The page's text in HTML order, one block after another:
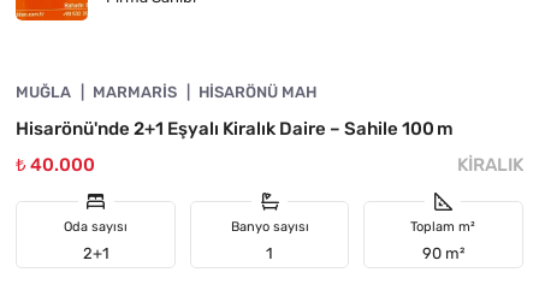
KIRALIK
MUĞLA MARMARIS HISARÖNÜ MAH
Hisarönü'nde 2+1 Eşyalı Kiralık Daire – Sahile 100 m
₺ 40.000
KIRALIK
Oda sayısı
2+1
Banyo sayısı
1
Toplam m²
90 m²